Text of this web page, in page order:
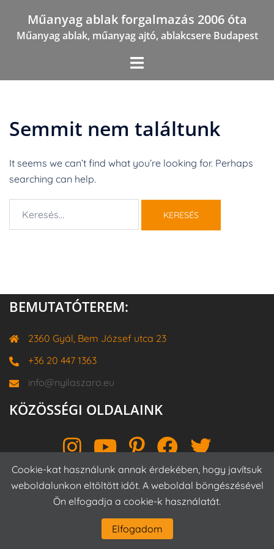
content
Műanyag ablak forgalmazás 2006 óta
Műanyag ablak, műanyag ajtó, ablakcsere Budapest
Semmit nem találtunk
It seems we can’t find what you’re looking for. Perhaps
searching can help.
BEMUTATÓTEREM:
2360 Gyál, Bem József utca 23
+36 20 447 1363
info@nyilaszaro.eu
KÖZÖSSÉGI OLDALAINK
InstagramYouTubePinterest FacebookTwitter
Proudly powered by WordPress
Cookie-kat használunk annak érdekében, hogy javítsuk
weboldalunkon eltöltött időt. A weboldal böngészésével
Ön elfogadja a cookie-k használatát.
Elfogadom